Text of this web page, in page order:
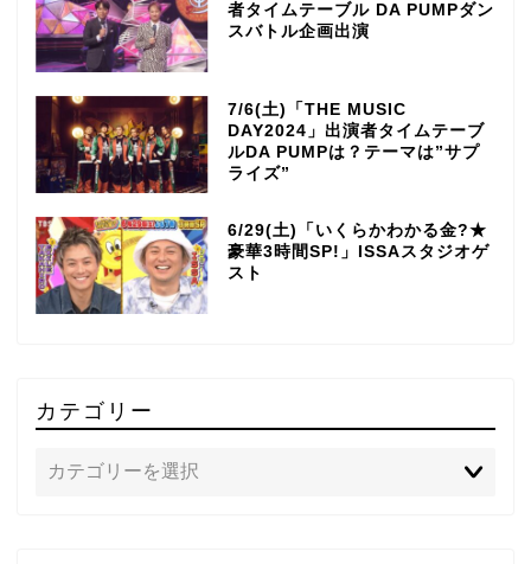
者タイムテーブル DA PUMPダン
スバトル企画出演
7/6(土)「THE MUSIC
DAY2024」出演者タイムテーブ
ルDA PUMPは？テーマは”サプ
ライズ”
6/29(土)「いくらかわかる金?★
豪華3時間SP!」ISSAスタジオゲ
スト
カテゴリー